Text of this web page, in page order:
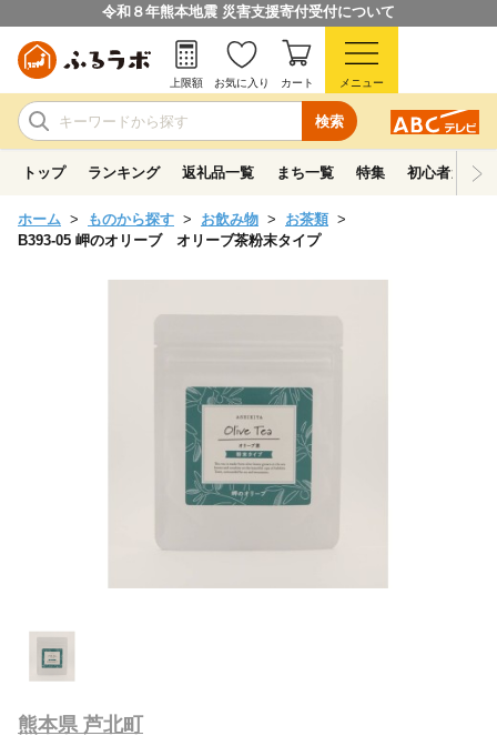
令和８年熊本地震 災害支援寄付受付について
検索
上限額 お気に入り カート メニュー
トップ ランキング 返礼品一覧 まち一覧 特集 初心者ガイド
ホーム ものから探す お飲み物
お茶類
B393-05 岬のオリーブ オリーブ茶粉末タイプ
熊本県 芦北町